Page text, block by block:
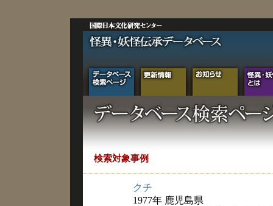
検索対象事例
クチ
1977年 鹿児島県